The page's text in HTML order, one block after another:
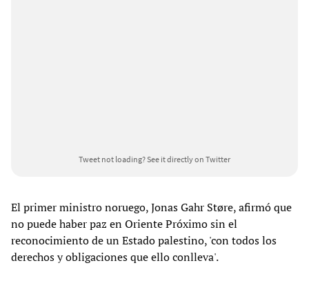
Tweet not loading?See it directly on Twitter
El primer ministro noruego, Jonas Gahr Støre, afirmó que
no puede haber paz en Oriente Próximo sin el
reconocimiento de un Estado palestino, 'con todos los
derechos y obligaciones que ello conlleva'.